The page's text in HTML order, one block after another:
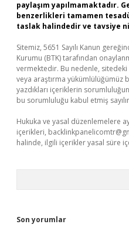
paylaşım yapılmamaktadır.
benzerlikleri tamamen
taslak halindedir ve tavsiye
Sitemiz, 5651 Sayılı Kanun
Kurumu (BTK) tarafından
vermektedir. Bu nedenle,
veya araştırma yükümlülüğümüz
yazdıkları içeriklerin
bu sorumluluğu kabul etmiş
Hukuka ve yasal düzenlemelere
içerikleri,
halinde, ilgili içerikler yasal süre
Son yorumlar